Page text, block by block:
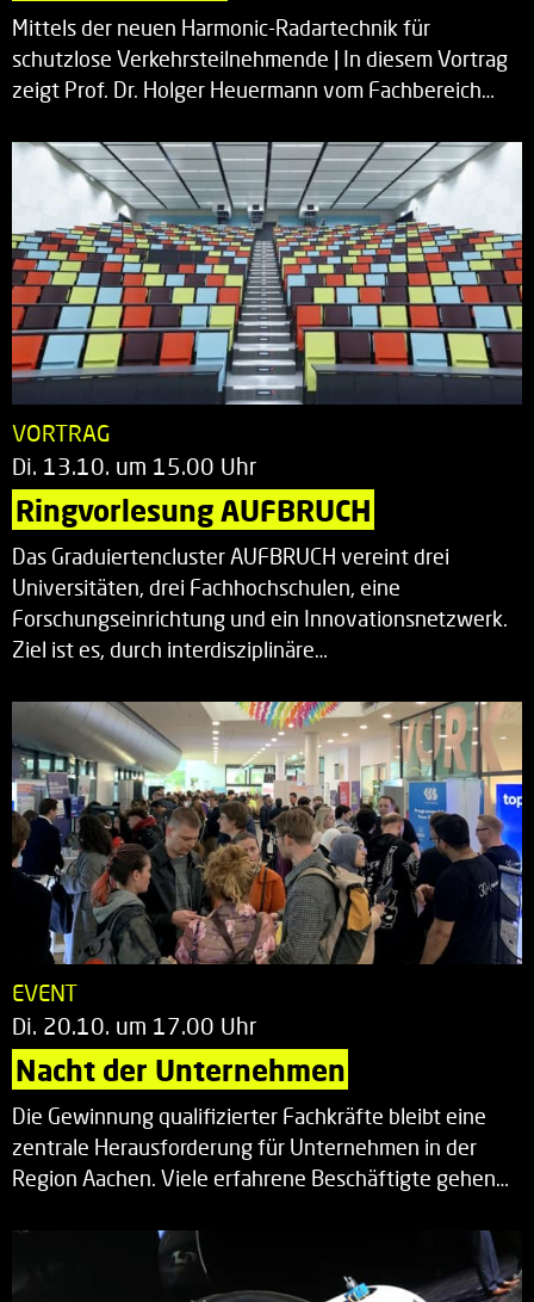
Mittels der neuen Harmonic-Radartechnik für
schutzlose Verkehrsteilnehmende | In diesem Vortrag
zeigt Prof. Dr. Holger Heuermann vom Fachbereich…
VORTRAG
Di. 13.10. um 15.00 Uhr
Ringvorlesung AUFBRUCH
Das Graduiertencluster AUFBRUCH vereint drei
Universitäten, drei Fachhochschulen, eine
Forschungseinrichtung und ein Innovationsnetzwerk.
Ziel ist es, durch interdisziplinäre…
EVENT
Di. 20.10. um 17.00 Uhr
Nacht der Unternehmen
Die Gewinnung qualifizierter Fachkräfte bleibt eine
zentrale Herausforderung für Unternehmen in der
Region Aachen. Viele erfahrene Beschäftigte gehen…